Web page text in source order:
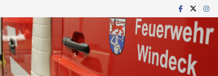
Inhalt
springen